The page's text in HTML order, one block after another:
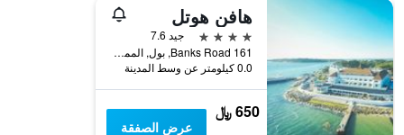
هافن هوتل
4 نجوم
جيد 7.6
161 Banks Road, بول, المملكة المتحدة
0.0 كيلومتر عن وسط المدينة
650 ﷼
عرض الصفقة